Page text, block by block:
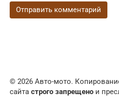
© 2026 Авто-мото.
сайта строго запрещено и